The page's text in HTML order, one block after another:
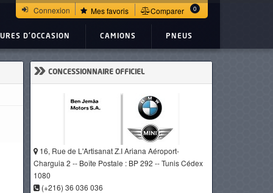
Connexion Mes favoris Comparer 0
D'OCCASION CAMIONS PNEUS
» CONCESSIONNAIRE OFFICIEL
16, Rue de L'Artisanat Z.I Ariana Aéroport-
Charguia 2 -- Boîte Postale : BP 292 -- Tunis Cédex
1080
(+216) 36 036 036